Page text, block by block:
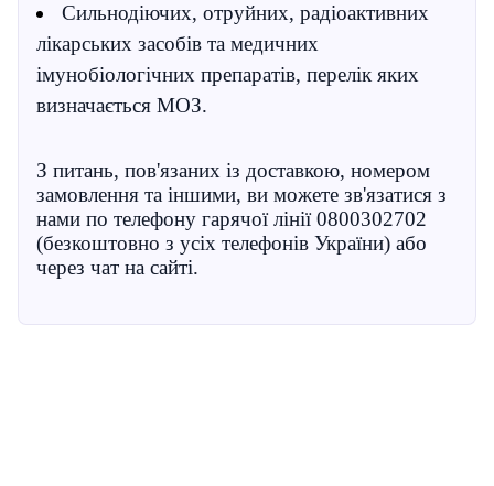
Сильнодіючих, отруйних, радіоактивних
лікарських засобів та медичних
імунобіологічних препаратів, перелік яких
визначається МОЗ.
З питань, пов'язаних із доставкою, номером
замовлення та іншими, ви можете зв'язатися з
нами по телефону гарячої лінії 0800302702
(безкоштовно з усіх телефонів України) або
через чат на сайті.